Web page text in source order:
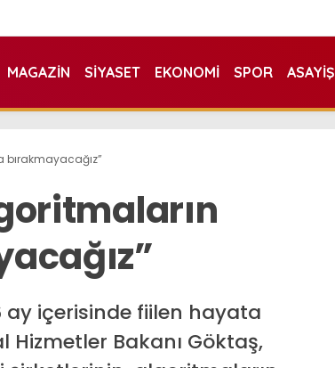
MAGAZIN SIYASET EKONOMI SPOR ASAYIŞ
bırakmayacağız”
içerisinde fiilen hayata
Hizmetler Bakanı Göktaş,